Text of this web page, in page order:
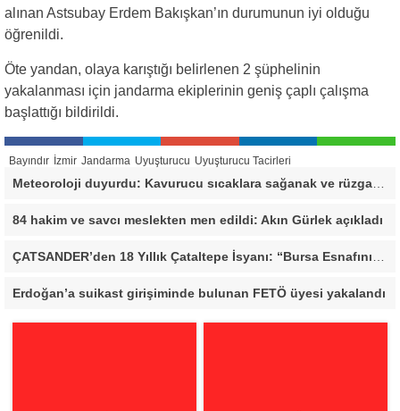
alınan Astsubay Erdem Bakışkan’ın durumunun iyi olduğu
öğrenildi.
Öte yandan, olaya karıştığı belirlenen 2 şüphelinin
yakalanması için jandarma ekiplerinin geniş çaplı çalışma
başlattığı bildirildi.
Bayındır İzmir Jandarma Uyuşturucu Uyuşturucu Tacirleri
Meteoroloji duyurdu: Kavurucu sıcaklara sağanak ve rüzgar arası
84 hakim ve savcı meslekten men edildi: Akın Gürlek açıkladı
Erdoğan’a suikast girişiminde bulunan FETÖ üyesi yakalandı